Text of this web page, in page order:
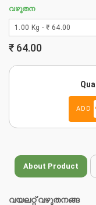
വഴുതന
₹ 64.00
ADD
About Product
വയലറ്റ് വഴുതനങ്ങ